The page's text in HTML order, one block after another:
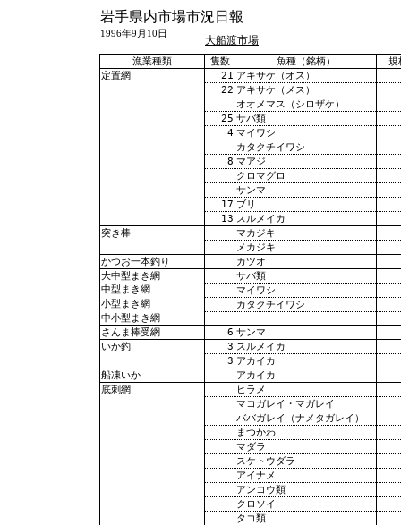
岩手県内市場市況日報
1996年9月10日
大船渡市場
漁業種類 隻数 魚種（銘柄）
規
定置網
21 アキサケ（オス）
22 アキサケ（メス）
オオメマス（シロザケ）
25 サバ類
4 マイワシ
カタクチイワシ
8 マアジ
クロマグロ
サンマ
17 ブリ
13 スルメイカ
突き棒
マカジキ
メカジキ
かつお一本釣り カツオ
大中型まき網 サバ類
中型まき網 マイワシ
小型まき網 カタクチイワシ
中小型まき網
さんま棒受網
6 サンマ
いか釣 3 スルメイカ
3 アカイカ
船凍いか アカイカ
底刺網
ヒラメ
マコガレイ・マガレイ
ババガレイ（ナメタガレイ）
まつかわ
マダラ
スケトウダラ
アイナメ
アンコウ類
クロソイ
タコ類